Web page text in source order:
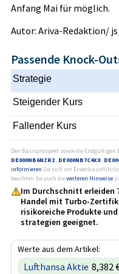
Anfang Mai für möglich.
Autor: Ariva-Redaktion/ js
Passende Knock-
Strategie
Steigender Kurs
Fallender Kurs
Den Basisprospekt sowie die
DE000NB6NZR2 , DE000NB7C4X0,
informieren Sie sich vor Erwerb
beachten Sie auch dieweiteren Hinweise
Im Durchschnitt erleiden
Handel mit Turbo-
risikoreiche Produkte
strategien geeignet.
Werte aus dem Artikel:
Lufthansa Aktie 8,382